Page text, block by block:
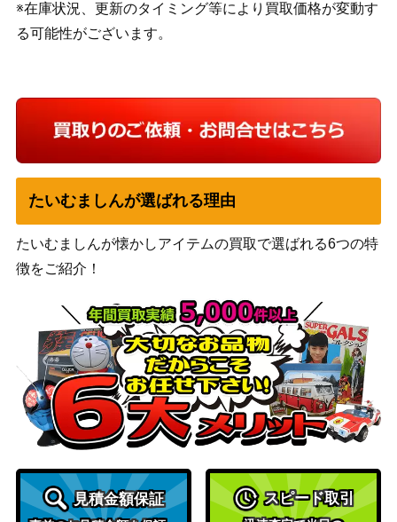
※在庫状況、更新のタイミング等により買取価格が変動す
る可能性がございます。
たいむましんが選ばれる理由
たいむましんが懐かしアイテムの買取で選ばれる6つの特
徴をご紹介！
見積金額保証 スピード取引